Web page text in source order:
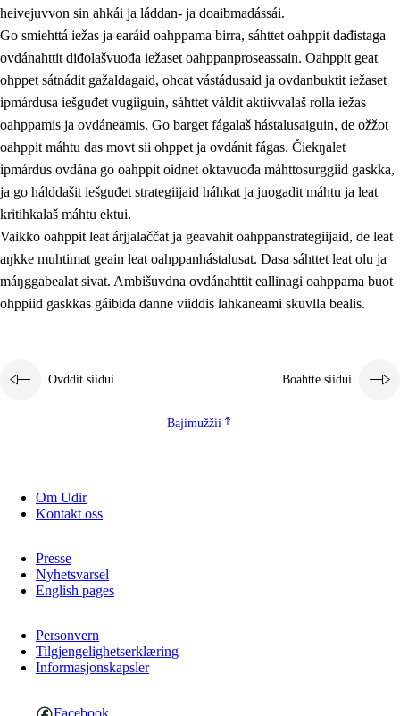
Oahppama prinsihpat, ovdáneapmi ja oahppahábmen
2.1 Sosiála oahppan ja ovdáneapmi
Gealbu fágain
2.3 Vuođđogálggat
Oahppat oahppat
Fágaidrasttideaddji fáttát
heivejuvvon sin ahkái ja láddan- ja doaibmadássái.
Go smiehttá iežas ja earáid oahppama birra, sáhttet oahppit dađistaga
ovdánahttit diđolašvuođa iežaset oahppanproseassain. Oahppit geat
ohppet sátnádit gažaldagaid, ohcat vástádusaid ja ovdanbuktit iežaset
ipmárdusa iešguđet vugiiguin, sáhttet váldit aktiivvalaš rolla iežas
oahppamis ja ovdáneamis. Go barget fágalaš hástalusaiguin, de ožžot
oahppit máhtu das movt sii ohppet ja ovdánit fágas. Čiekŋalet
ipmárdus ovdána go oahppit oidnet oktavuođa máhttosurggiid gaskka,
ja go hálddašit iešguđet strategiijaid háhkat ja juogadit máhtu ja leat
kritihkalaš máhtu ektui.
Vaikko oahppit leat árjjalaččat ja geavahit oahppanstrategiijaid, de leat
aŋkke muhtimat geain leat oahppanhástalusat. Dasa sáhttet leat olu ja
máŋggabealat sivat. Ambišuvdna ovdánahttit eallinagi oahppama buot
ohppiid gaskkas gáibida danne viiddis lahkaneami skuvlla bealis.
Ovddit siidui Boahtte siidui
Bajimužžii
Om Udir
Kontakt oss
Presse
Nyhetsvarsel
English pages
Personvern
Tilgjengelighetserklæring
Informasjonskapsler